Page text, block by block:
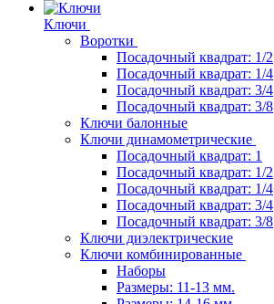
Ключи
Воротки
Посадочный квадрат: 1/2
Посадочный квадрат: 1/4
Посадочный квадрат: 3/4
Посадочный квадрат: 3/8
Ключи балонные
Ключи динамометрические
Посадочный квадрат: 1
Посадочный квадрат: 1/2
Посадочный квадрат: 1/4
Посадочный квадрат: 3/4
Посадочный квадрат: 3/8
Ключи диэлектрические
Ключи комбинированные
Наборы
Размеры: 11-13 мм.